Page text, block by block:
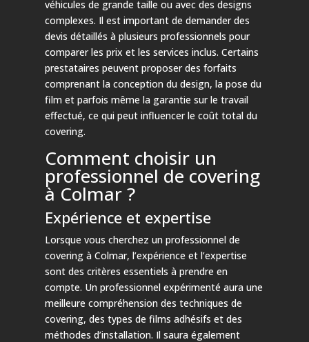
véhicules de grande taille ou avec des designs
complexes. Il est important de demander des
devis détaillés à plusieurs professionnels pour
comparer les prix et les services inclus. Certains
prestataires peuvent proposer des forfaits
comprenant la conception du design, la pose du
film et parfois même la garantie sur le travail
effectué, ce qui peut influencer le coût total du
covering.
Comment choisir un
professionnel de covering
à Colmar ?
Expérience et expertise
Lorsque vous cherchez un professionnel de
covering à Colmar, l’expérience et l’expertise
sont des critères essentiels à prendre en
compte. Un professionnel expérimenté aura une
meilleure compréhension des techniques de
covering, des types de films adhésifs et des
méthodes d’installation. Il saura également